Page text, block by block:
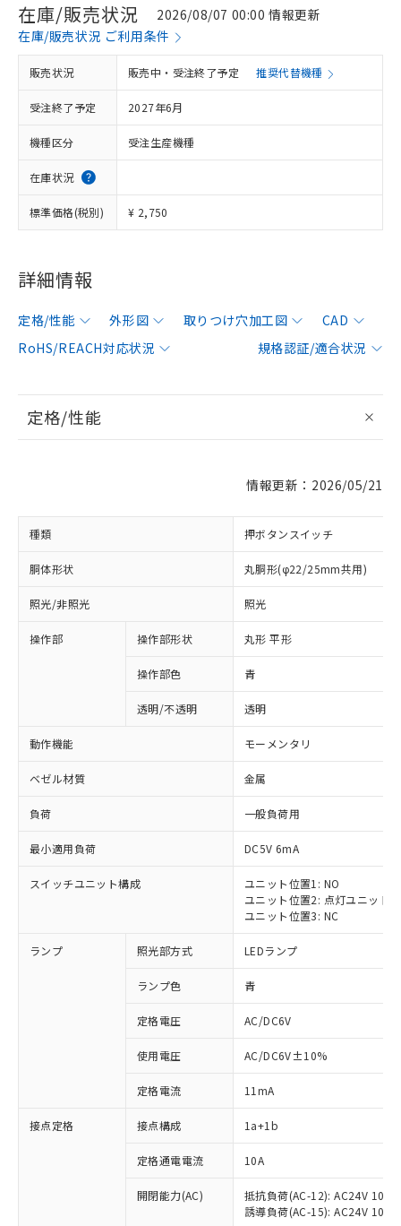
在庫/販売状況
2026/08/07 00:00 情報更新
在庫/販売状況 ご利用条件
販売状況 販売中・受注終了予定 推奨代替機種
受注終了予定 2027年6月
機種区分 受注生産機種
在庫状況
標準価格(税別) ¥ 2,750
詳細情報
定格/性能 外形図 取りつけ穴加工図
CAD
RoHS/REACH対応状況
規格認証/適合状況
定格/性能
情報更新：2026/05/21
種類 押ボタンスイッチ
胴体形状 丸胴形(φ22/25mm共用)
照光/非照光 照光
操作部 操作部形状 丸形 平形
操作部色 青
透明/不透明 透明
動作機能 モーメンタリ
ベゼル材質 金属
負荷 一般負荷用
最小適用負荷 DC5V 6mA
スイッチユニット構成
ユニット位置1: NO
ユニット位置2: 点灯ユニット
ユニット位置3: NC
ランプ 照光部方式 LEDランプ
ランプ色 青
定格電圧 AC/DC6V
使用電圧 AC/DC6V±10%
定格電流 11mA
接点定格 接点構成 1a+1b
定格通電電流 10A
開閉能力(AC)
抵抗負荷(AC-12): AC24V 10A/
誘導負荷(AC-15): AC24V
ご利用条件
ご利用ください。
非含有に対応した製品が提供可能な商品で
有に対応した製品に切り替える予定のある
対応予定なし：EU RoHS指令（10物質）の
非含有に非対応の商品で、対応品を出す予
定はありません。
調査・確認中：EU RoHS指令（10物質）の